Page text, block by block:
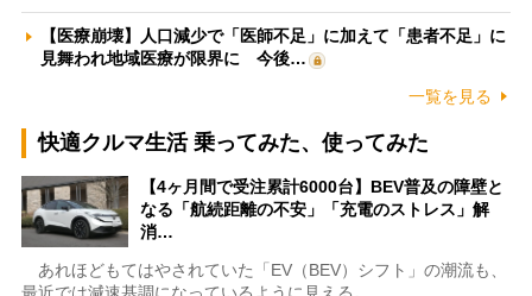
【医療崩壊】人口減少で「医師不足」に加えて「患者不足」に
見舞われ地域医療が限界に 今後…
一覧を見る
快適クルマ生活 乗ってみた、使ってみた
【4ヶ月間で受注累計6000台】BEV普及の障壁と
なる「航続距離の不安」「充電のストレス」解
消…
あれほどもてはやされていた「EV（BEV）シフト」の潮流も、